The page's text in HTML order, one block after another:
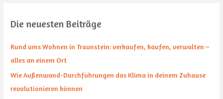
e
n
a
c
h
Die neuesten Beiträge
Rund ums Wohnen in Traunstein: verkaufen, kaufen, verwalten –
alles an einem Ort
Wie Außenwand-Durchführungen das Klima in deinem Zuhause
revolutionieren können